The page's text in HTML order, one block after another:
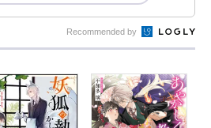
Recommended by